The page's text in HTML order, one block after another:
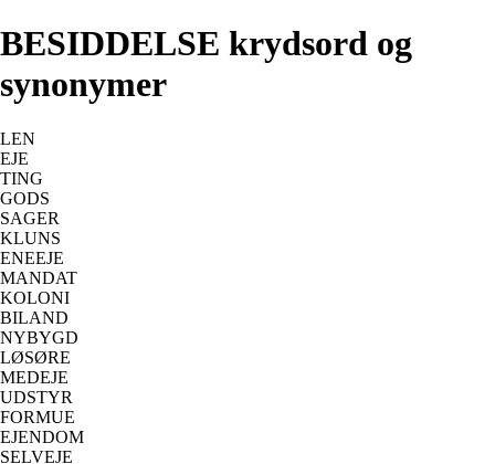
BESIDDELSE krydsord og
synonymer
LEN
EJE
TING
GODS
SAGER
KLUNS
ENEEJE
MANDAT
KOLONI
BILAND
NYBYGD
LØSØRE
MEDEJE
UDSTYR
FORMUE
EJENDOM
SELVEJE